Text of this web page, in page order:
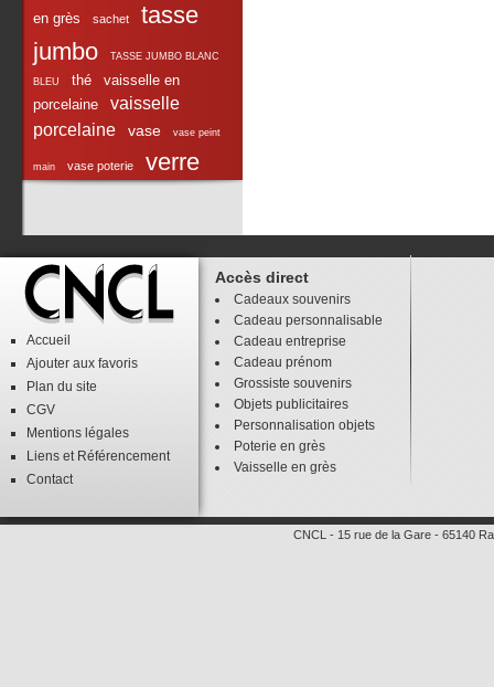
en grès
sachet
tasse
jumbo
TASSE JUMBO BLANC
BLEU thé
vaisselle en
porcelaine
vaisselle
porcelaine
vase vase peint
main vase poterie verre
Accueil
Ajouter aux favoris
Plan du site
CGV
Mentions légales
Liens et Référencement
Contact
Accès direct
Cadeaux souvenirs
Cadeau personnalisable
Cadeau entreprise
Cadeau prénom
Grossiste souvenirs
Objets publicitaires
Personnalisation objets
Poterie en grès
Vaisselle en grès
CNCL - 15 rue de la Gare - 65140